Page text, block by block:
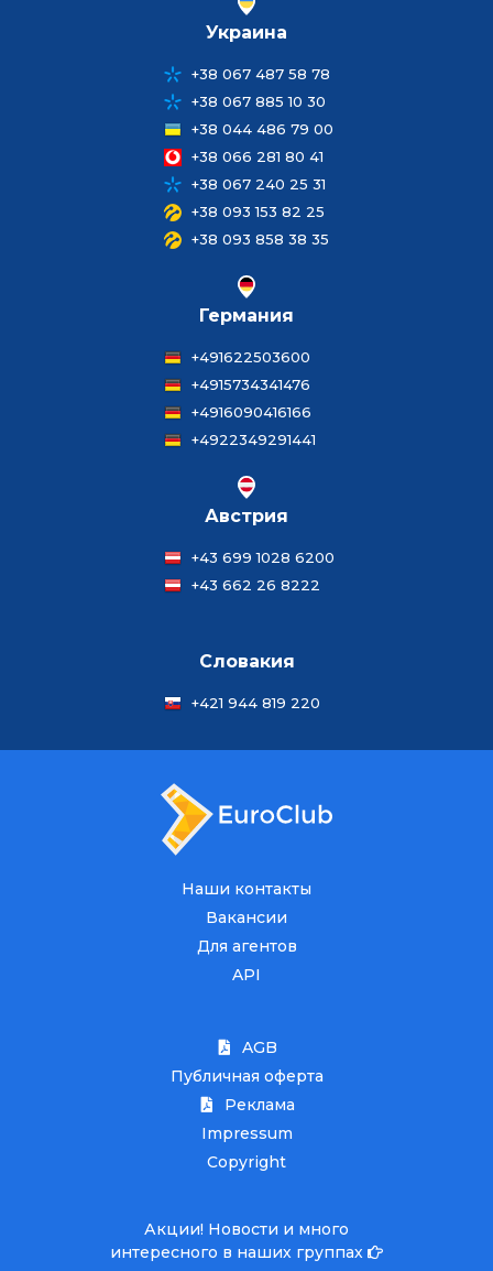
Украина
+38 067 487 58 78
+38 067 885 10 30
+38 044 486 79 00
+38 066 281 80 41
+38 067 240 25 31
+38 093 153 82 25
+38 093 858 38 35
Германия
+491622503600
+4915734341476
+4916090416166
+4922349291441
Австрия
+43 699 1028 6200
+43 662 26 8222
Словакия
+421 944 819 220
Наши контакты
Вакансии
Для агентов
API
AGB
Публичная оферта
Реклама
Impressum
Copyright
Акции! Новости и много
интересного в наших группах